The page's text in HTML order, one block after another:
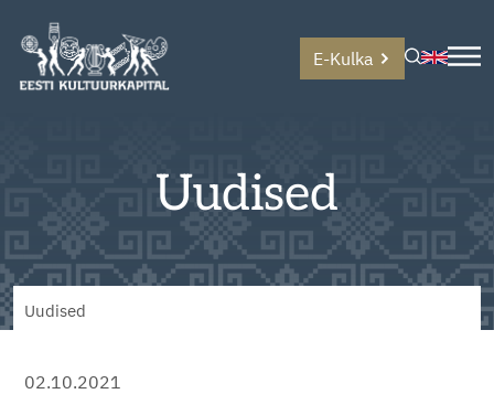
E-Kulka
Uudised
Uudised
02.10.2021